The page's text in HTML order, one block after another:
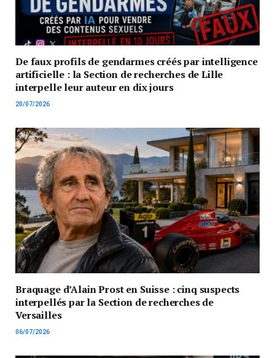
De faux profils de gendarmes créés par intelligence
artificielle : la Section de recherches de Lille
interpelle leur auteur en dix jours
20/07/2026
Braquage d’Alain Prost en Suisse : cinq suspects
interpellés par la Section de recherches de
Versailles
06/07/2026